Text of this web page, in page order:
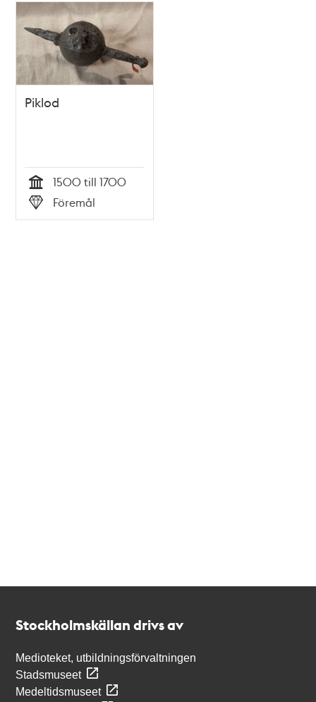
Piklod
Tid
1500 till 1700
Typ
Föremål
Stockholmskällan drivs av
Medioteket, utbildningsförvaltningen
Stadsmuseet
Medeltidsmuseet